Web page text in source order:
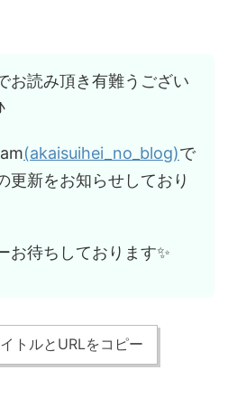
お読み頂き有難うござい
(akaisuihei_no_blog)で
更新をお知らせしており
お待ちしております✨
トルとURLをコピー